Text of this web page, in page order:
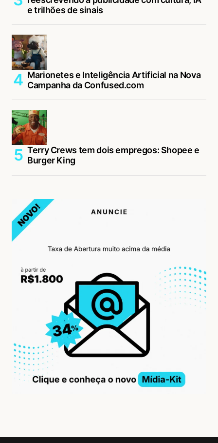
e trilhões de sinais
Marionetes e Inteligência Artificial na Nova
Campanha da Confused.com
Terry Crews tem dois empregos: Shopee e
Burger King